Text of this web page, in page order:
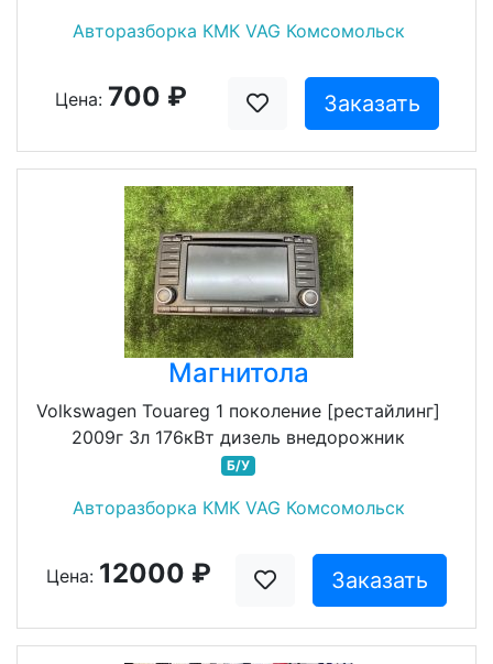
Авторазборка КМК VAG Комсомольск
Цена: 700 ₽ Заказать
Магнитола
Volkswagen Touareg 1 поколение [рестайлинг]
2009г 3л 176кВт дизель внедорожник
Б/У
Авторазборка КМК VAG Комсомольск
Цена: 12000 ₽ Заказать